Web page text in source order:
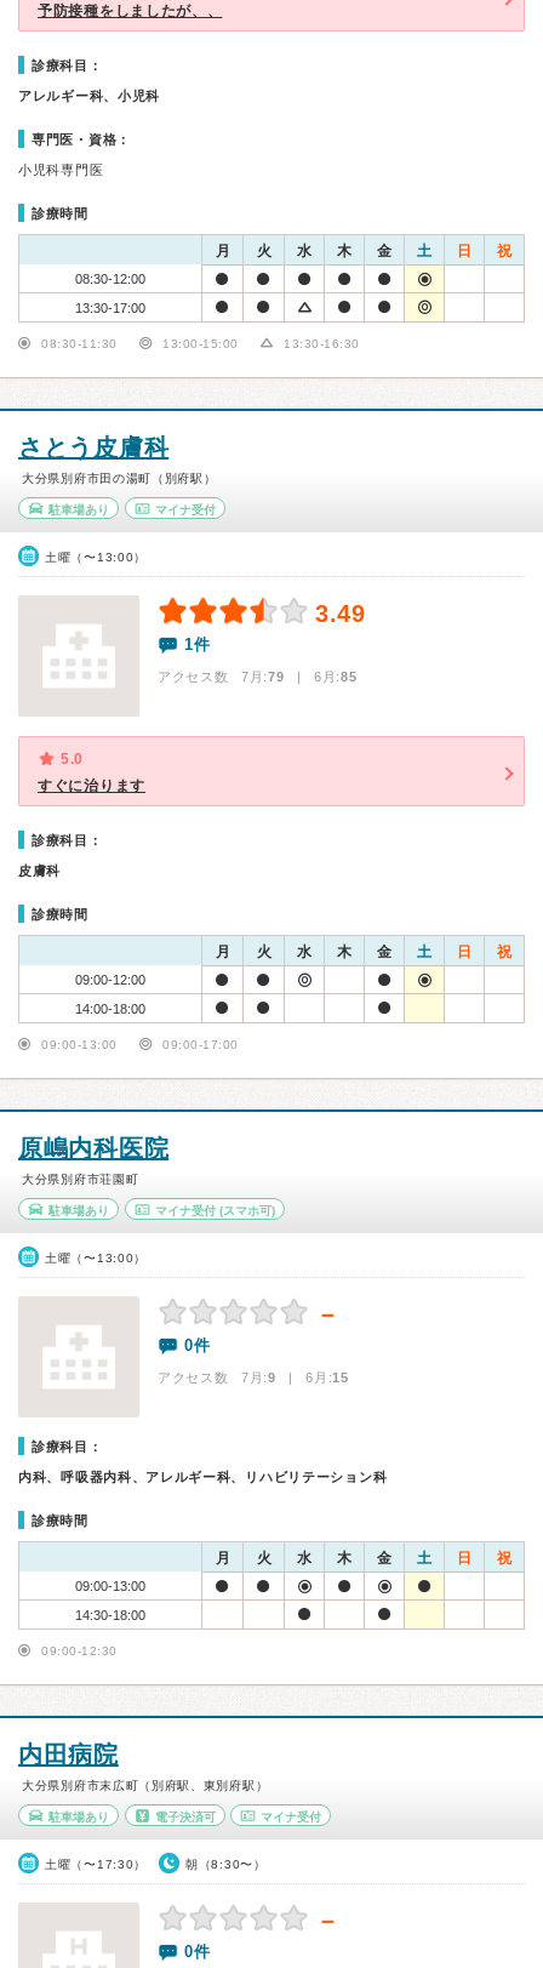
予防接種をしましたが、、
診療科目：
アレルギー科、小児科
専門医・資格：
小児科専門医
診療時間
月 火 水 木 金 土 日 祝
08:30-12:00
13:30-17:00
08:30-11:30 13:00-15:00 13:30-16:30
さとう皮膚科
大分県別府市田の湯町（別府駅）
駐車場あり マイナ受付
土曜（〜13:00）
3.49
1件
アクセス数 7月:79 | 6月:85
5.0
すぐに治ります
診療科目：
皮膚科
診療時間
月 火 水 木 金 土 日 祝
09:00-12:00
14:00-18:00
09:00-13:00 09:00-17:00
原嶋内科医院
大分県別府市荘園町
駐車場あり マイナ受付(スマホ可)
土曜（〜13:00）
－
0件
アクセス数 7月:9 | 6月:15
診療科目：
内科、呼吸器内科、アレルギー科、リハビリテーション科
診療時間
月 火 水 木 金 土 日 祝
09:00-13:00
14:30-18:00
09:00-12:30
内田病院
大分県別府市末広町（別府駅、東別府駅）
駐車場あり 電子決済可 マイナ受付
土曜（〜17:30） 朝（8:30〜）
－
0件